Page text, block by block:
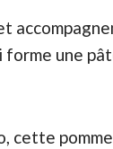
une
cette